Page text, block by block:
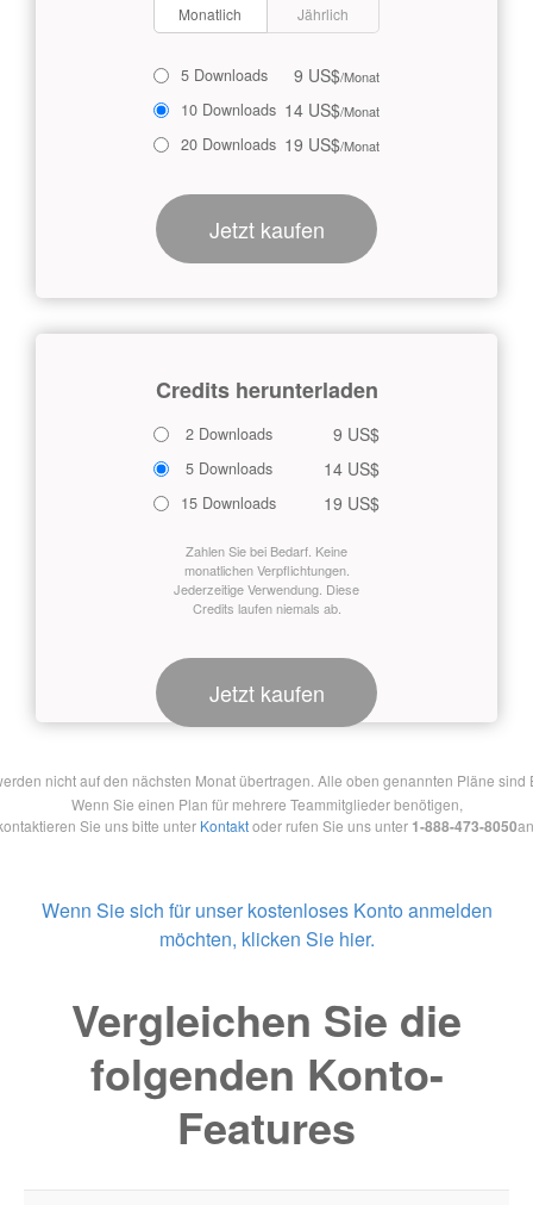
Monatlich Jährlich
5 Downloads 9 US$/Monat
10 Downloads 14 US$/Monat
20 Downloads 19 US$/Monat
Jetzt kaufen
Credits herunterladen
2 Downloads 9 US$
5 Downloads 14 US$
15 Downloads 19 US$
Zahlen Sie bei Bedarf. Keine
monatlichen Verpflichtungen.
Jederzeitige Verwendung. Diese
Credits laufen niemals ab.
Jetzt kaufen
nicht auf den nächsten Monat übertragen. Alle oben genannten Pläne
Wenn Sie einen Plan für mehrere Teammitglieder benötigen,
Sie uns bitte unter Kontaktoder rufen Sie uns unter 1-888-473-8050
Wenn Sie sich für unser kostenloses Konto anmelden
möchten, klicken Sie hier.
Vergleichen Sie die
folgenden Konto-
Features